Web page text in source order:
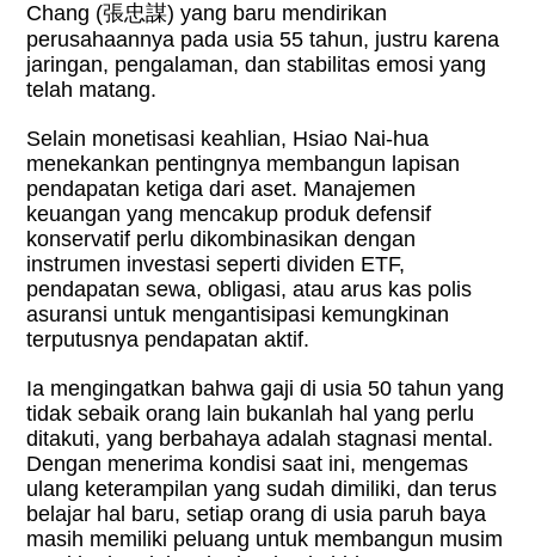
Chang (張忠謀) yang baru mendirikan
perusahaannya pada usia 55 tahun, justru karena
jaringan, pengalaman, dan stabilitas emosi yang
telah matang.
Selain monetisasi keahlian, Hsiao Nai-hua
menekankan pentingnya membangun lapisan
pendapatan ketiga dari aset. Manajemen
keuangan yang mencakup produk defensif
konservatif perlu dikombinasikan dengan
instrumen investasi seperti dividen ETF,
pendapatan sewa, obligasi, atau arus kas polis
asuransi untuk mengantisipasi kemungkinan
terputusnya pendapatan aktif.
Ia mengingatkan bahwa gaji di usia 50 tahun yang
tidak sebaik orang lain bukanlah hal yang perlu
ditakuti, yang berbahaya adalah stagnasi mental.
Dengan menerima kondisi saat ini, mengemas
ulang keterampilan yang sudah dimiliki, dan terus
belajar hal baru, setiap orang di usia paruh baya
masih memiliki peluang untuk membangun musim